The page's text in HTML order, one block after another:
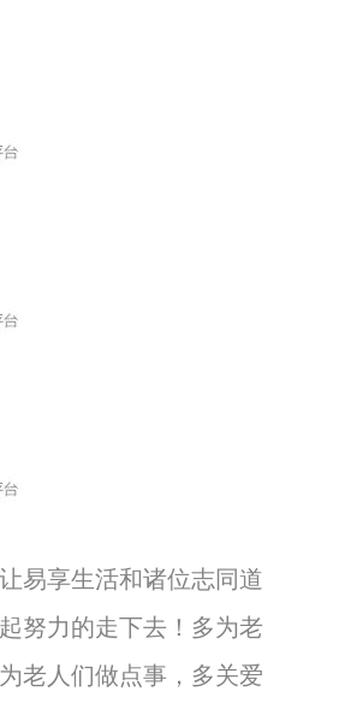
易享生活和诸位志同道
努力的走下去！多为老
老人们做点事，多关爱